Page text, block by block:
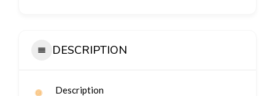
DESCRIPTION
Description